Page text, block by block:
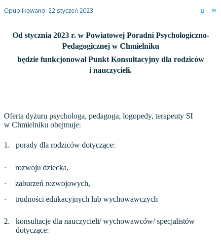
Opublikowano: 22 styczeń 2023
Od stycznia 2023 r. w Powiatowej Poradni Psychologiczno-
Pedagogicznej w Chmielniku
będzie funkcjonował Punkt Konsultacyjny dla rodziców
i nauczycieli.
Oferta dyżuru psychologa, pedagoga, logopedy, terapeuty SI
w Chmielniku obejmuje:
1. porady dla rodziców dotyczące:
·
rozwoju dziecka,
·
zaburzeń rozwojowych,
·
trudności edukacyjnych lub wychowawczych
2.
konsultacje dla nauczycieli/ wychowawców/ specjalistów
dotyczące: